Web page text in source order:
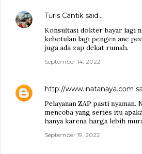
Turis Cantik said…
Konsultasi dokter bayar lagi
kebetulan lagi pengen ane
juga ada zap dekat rumah.
September 14, 2022
http://www.inatanaya.com
Pelayanan ZAP pasti nyaman.
mencoba yang series itu
hanya karena harga lebih
September 19, 2022